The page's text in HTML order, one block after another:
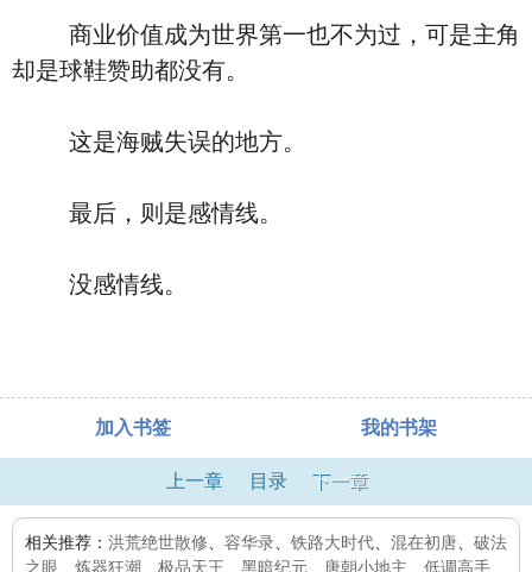
商业价值成为世界第一也不为过，可是主角
却是球鞋赞助都没有。
这是海贼失误的地方。
最后，则是感情线。
没感情线。
加入书签 我的书架
上一章 目录 下一章
相关推荐： 洪荒绝世散修 容华录 铁路大时代 混在初唐
破法
之眼
炼器狂潮 极品天王 黑暗纪元 唐朝小地主 低调高手